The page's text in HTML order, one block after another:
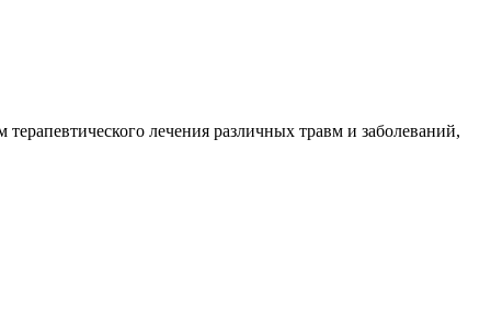
лечения различных травм и заболеваний,